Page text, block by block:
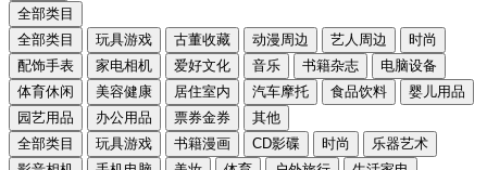
全部类目
全部类目
玩具游戏 古董收藏 动漫周边 艺人周边
时尚
配饰手表
家电相机 爱好文化 音乐 书籍杂志
电脑设备
体育休闲
美容健康 居住室内 汽车摩托 食品饮料
婴儿用品
园艺用品
办公用品 票券金券
其他
全部类目
玩具游戏 书籍漫画 CD影碟 时尚
乐器艺术